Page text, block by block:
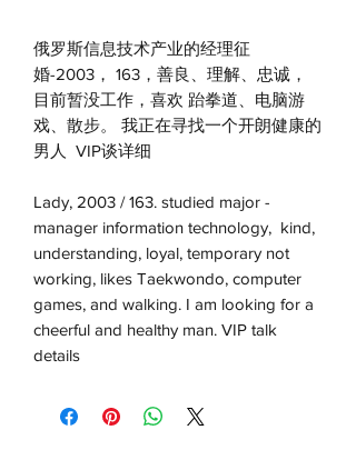
俄罗斯信息技术产业的经理征
婚-2003， 163，善良、理解、忠诚，
目前暂没工作，喜欢 跆拳道、电脑游
戏、散步。 我正在寻找一个开朗健康的
男人 VIP谈详细
Lady, 2003 / 163. studied major -
manager information technology, kind,
understanding, loyal, temporary not
working, likes Taekwondo, computer
games, and walking. I am looking for a
cheerful and healthy man. VIP talk
details